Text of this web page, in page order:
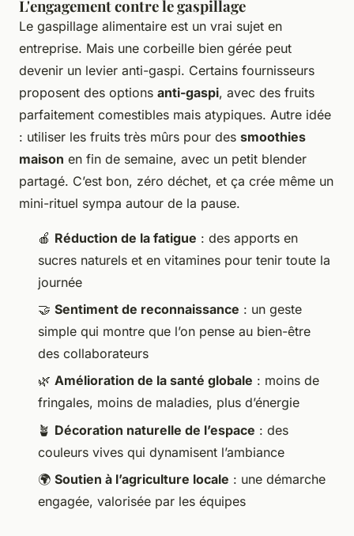
L'engagement contre le gaspillage
Le gaspillage alimentaire est un vrai sujet en
entreprise. Mais une corbeille bien gérée peut
devenir un levier anti-gaspi. Certains fournisseurs
proposent des options anti-gaspi, avec des fruits
parfaitement comestibles mais atypiques. Autre idée
: utiliser les fruits très mûrs pour des smoothies
maison en fin de semaine, avec un petit blender
partagé. C’est bon, zéro déchet, et ça crée même un
mini-rituel sympa autour de la pause.
🍎 Réduction de la fatigue : des apports en
sucres naturels et en vitamines pour tenir toute la
journée
🤝 Sentiment de reconnaissance : un geste
simple qui montre que l’on pense au bien-être
des collaborateurs
🌿 Amélioration de la santé globale : moins de
fringales, moins de maladies, plus d’énergie
🪴 Décoration naturelle de l’espace : des
couleurs vives qui dynamisent l’ambiance
🌍 Soutien à l’agriculture locale : une démarche
engagée, valorisée par les équipes